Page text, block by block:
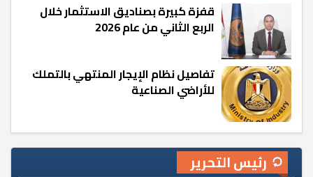
قفزة كبيرة بصناديق الاستثمار خلال
الربع الثاني من عام 2026
تفاصيل نظام الإيجار المنتهي بالتملك
للأراضي الصناعية
رئيس التحرير